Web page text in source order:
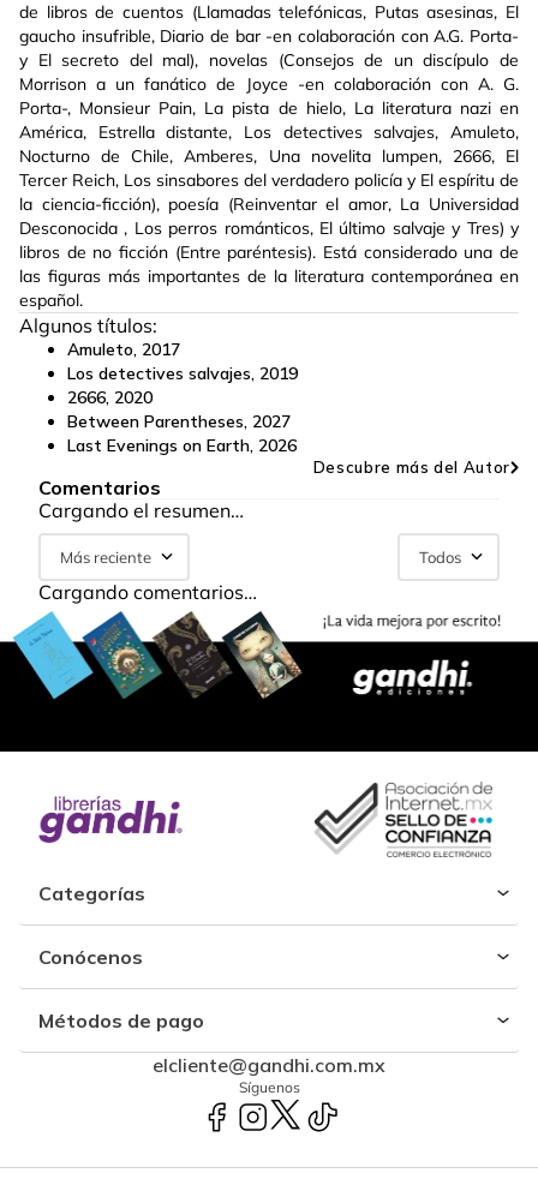
de libros de cuentos (Llamadas telefónicas, Putas asesinas, El
gaucho insufrible, Diario de bar -en colaboración con A.G. Porta-
y El secreto del mal), novelas (Consejos de un discípulo de
Morrison a un fanático de Joyce -en colaboración con A. G.
Porta-, Monsieur Pain, La pista de hielo, La literatura nazi en
América, Estrella distante, Los detectives salvajes, Amuleto,
Nocturno de Chile, Amberes, Una novelita lumpen, 2666, El
Tercer Reich, Los sinsabores del verdadero policía y El espíritu de
la ciencia-ficción), poesía (Reinventar el amor, La Universidad
Desconocida , Los perros románticos, El último salvaje y Tres) y
libros de no ficción (Entre paréntesis). Está considerado una de
las figuras más importantes de la literatura contemporánea en
español.
Algunos títulos:
Amuleto, 2017
Los detectives salvajes, 2019
2666, 2020
Between Parentheses, 2027
Last Evenings on Earth, 2026
Descubre más del Autor
Comentarios
Cargando el resumen…
Más reciente Todos
Cargando comentarios…
Categorías
Conócenos
Métodos de pago
elcliente@gandhi.com.mx
Síguenos